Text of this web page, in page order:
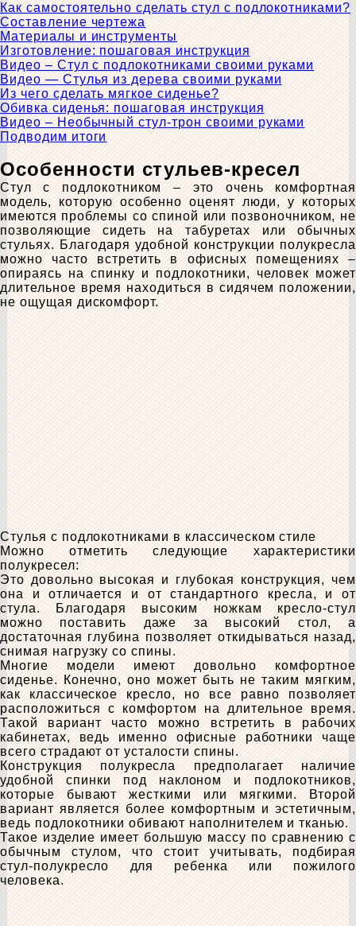
Как самостоятельно сделать стул с подлокотниками?
Составление чертежа
Материалы и инструменты
Изготовление: пошаговая инструкция
Видео – Стул с подлокотниками своими руками
Видео — Стулья из дерева своими руками
Из чего сделать мягкое сиденье?
Обивка сиденья: пошаговая инструкция
Видео – Необычный стул-трон своими руками
Подводим итоги
Особенности стульев-кресел
Стул с подлокотником – это очень комфортная
модель, которую особенно оценят люди, у которых
имеются проблемы со спиной или позвоночником, не
позволяющие сидеть на табуретах или обычных
стульях. Благодаря удобной конструкции полукресла
можно часто встретить в офисных помещениях –
опираясь на спинку и подлокотники, человек может
длительное время находиться в сидячем положении,
не ощущая дискомфорт.
Стулья с подлокотниками в классическом стиле
Можно отметить следующие характеристики
полукресел:
Это довольно высокая и глубокая конструкция, чем
она и отличается и от стандартного кресла, и от
стула. Благодаря высоким ножкам кресло-стул
можно поставить даже за высокий стол, а
достаточная глубина позволяет откидываться назад,
снимая нагрузку со спины.
Многие модели имеют довольно комфортное
сиденье. Конечно, оно может быть не таким мягким,
как классическое кресло, но все равно позволяет
расположиться с комфортом на длительное время.
Такой вариант часто можно встретить в рабочих
кабинетах, ведь именно офисные работники чаще
всего страдают от усталости спины.
Конструкция полукресла предполагает наличие
удобной спинки под наклоном и подлокотников,
которые бывают жесткими или мягкими. Второй
вариант является более комфортным и эстетичным,
ведь подлокотники обивают наполнителем и тканью.
Такое изделие имеет большую массу по сравнению с
обычным стулом, что стоит учитывать, подбирая
стул-полукресло для ребенка или пожилого
человека.